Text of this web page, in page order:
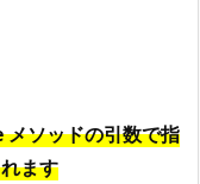
ソッドの引数で指
ます